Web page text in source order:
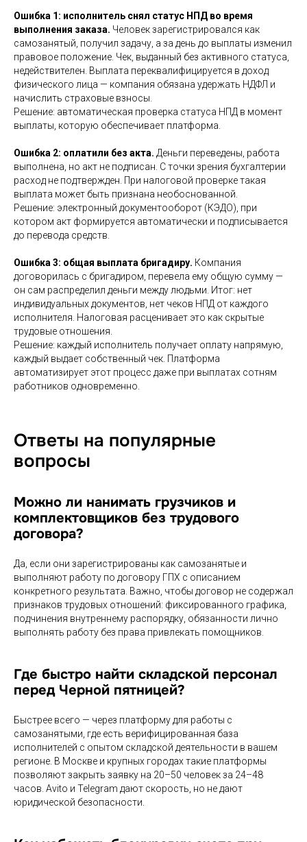
Ошибка 1: исполнитель снял статус НПД во время
выполнения заказа. Человек зарегистрировался как
самозанятый, получил задачу, а за день до выплаты изменил
правовое положение. Чек, выданный без активного статуса,
недействителен. Выплата переквалифицируется в доход
физического лица — компания обязана удержать НДФЛ и
начислить страховые взносы.
Решение: автоматическая проверка статуса НПД в момент
выплаты, которую обеспечивает платформа.
Ошибка 2: оплатили без акта. Деньги переведены, работа
выполнена, но акт не подписан. С точки зрения бухгалтерии
расход не подтвержден. При налоговой проверке такая
выплата может быть признана необоснованной.
Решение: электронный документооборот (КЭДО), при
котором акт формируется автоматически и подписывается
до перевода средств.
Ошибка 3: общая выплата бригадиру. Компания
договорилась с бригадиром, перевела ему общую сумму —
он сам распределил деньги между людьми. Итог: нет
индивидуальных документов, нет чеков НПД от каждого
исполнителя. Налоговая расценивает это как скрытые
трудовые отношения.
Решение: каждый исполнитель получает оплату напрямую,
каждый выдает собственный чек. Платформа
автоматизирует этот процесс даже при выплатах сотням
работников одновременно.
Ответы на популярные
вопросы
Можно ли нанимать грузчиков и
комплектовщиков без трудового
договора?
Да, если они зарегистрированы как самозанятые и
выполняют работу по договору ГПХ с описанием
конкретного результата. Важно, чтобы договор не содержал
признаков трудовых отношений: фиксированного графика,
подчинения внутреннему распорядку, обязанности лично
выполнять работу без права привлекать помощников.
Где быстро найти складской персонал
перед Черной пятницей?
Быстрее всего — через платформу для работы с
самозанятыми, где есть верифицированная база
исполнителей с опытом складской деятельности в вашем
регионе. В Москве и крупных городах такие платформы
позволяют закрыть заявку на 20–50 человек за 24–48
часов. Avito и Telegram дают скорость, но не дают
юридической безопасности.